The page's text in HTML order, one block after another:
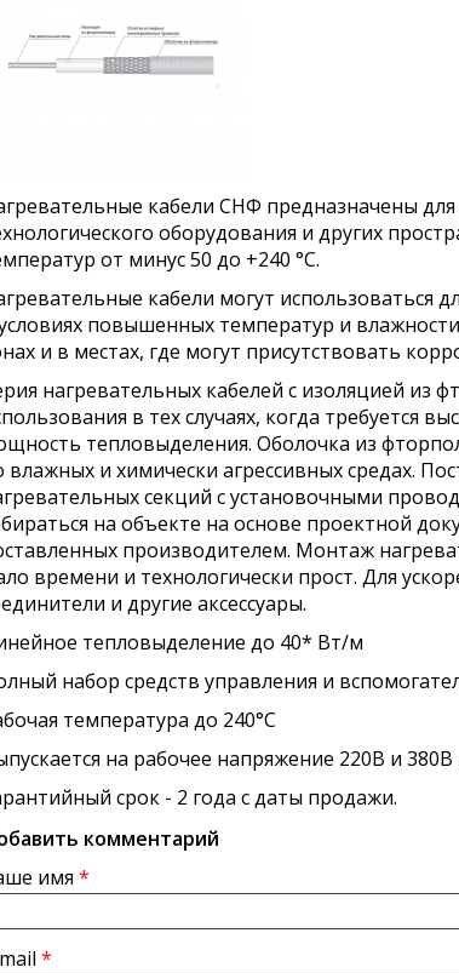
кабели СНФ предназначены
оборудования и других
от минус 50 до +240 °С.
кабели могут использоваться
повышенных температур и
и в местах, где могут присутствовать
нагревательных кабелей с изоляцией из
в тех случаях, когда требуется
тепловыделения. Оболочка из
влажных и химически агрессивных средах.
секций с установочными
на объекте на основе проектной
производителем. Монтаж
времени и технологически прост. Для
и другие аксессуары.
тепловыделение до 40* Вт/м
набор средств управления и
температура до 240°С
на рабочее напряжение 220В и
срок - 2 года с даты продажи.
комментарий
имя *
*